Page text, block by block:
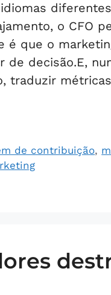
o CFO
é que o
de decisão.E,
traduzir
de contribuição,